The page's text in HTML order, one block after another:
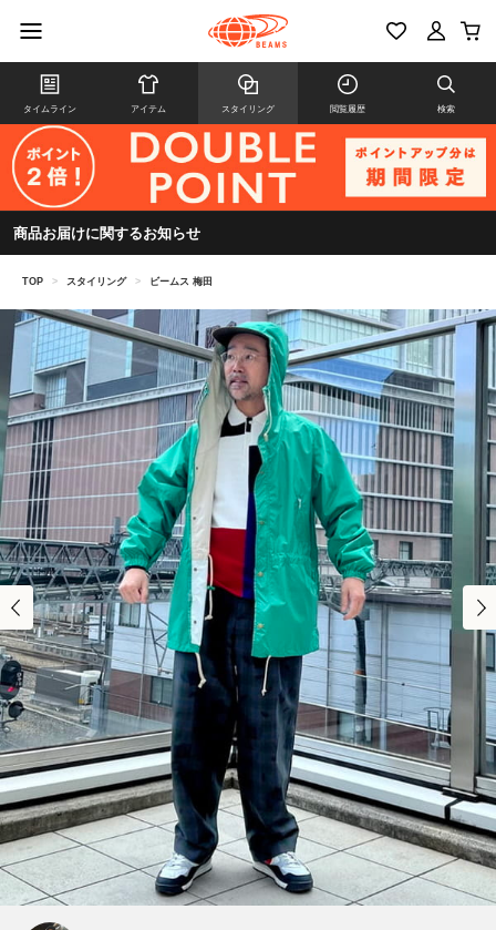
タイムライン アイテム スタイリング 閲覧履歴 検索
商品お届けに関するお知らせ
TOP > スタイリング > ビームス 梅田